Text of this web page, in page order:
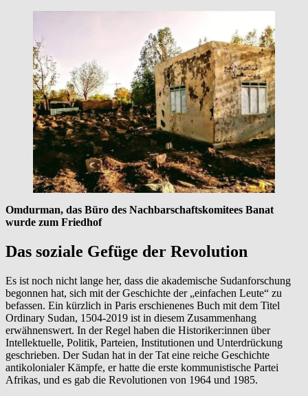
Omdurman, das Büro des Nachbarschaftskomitees Banat
wurde zum Friedhof
Das soziale Gefüge der Revolution
Es ist noch nicht lange her, dass die akademische Sudanforschung
begonnen hat, sich mit der Geschichte der „einfachen Leute“ zu
befassen. Ein kürzlich in Paris erschienenes Buch mit dem Titel
Ordinary Sudan, 1504-2019 ist in diesem Zusammenhang
erwähnenswert. In der Regel haben die Historiker:innen über
Intellektuelle, Politik, Parteien, Institutionen und Unterdrückung
geschrieben. Der Sudan hat in der Tat eine reiche Geschichte
antikolonialer Kämpfe, er hatte die erste kommunistische Partei
Afrikas, und es gab die Revolutionen von 1964 und 1985.